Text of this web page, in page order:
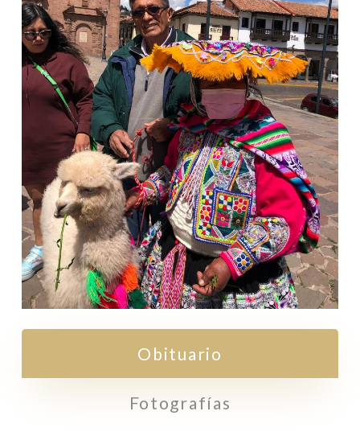
Obituario
Fotografías